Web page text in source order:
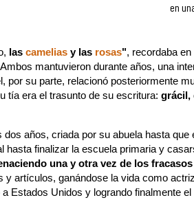
en
las camelias y las rosas", recordaba
mantuvieron durante años, una
por su parte, relacionó posteriormente
tía era el trasunto de su escritura: grácil,
dos años, criada por su abuela hasta que
hasta finalizar la escuela primaria y
una y otra vez de los
y artículos, ganándose la vida como
Estados Unidos y logrando finalmente